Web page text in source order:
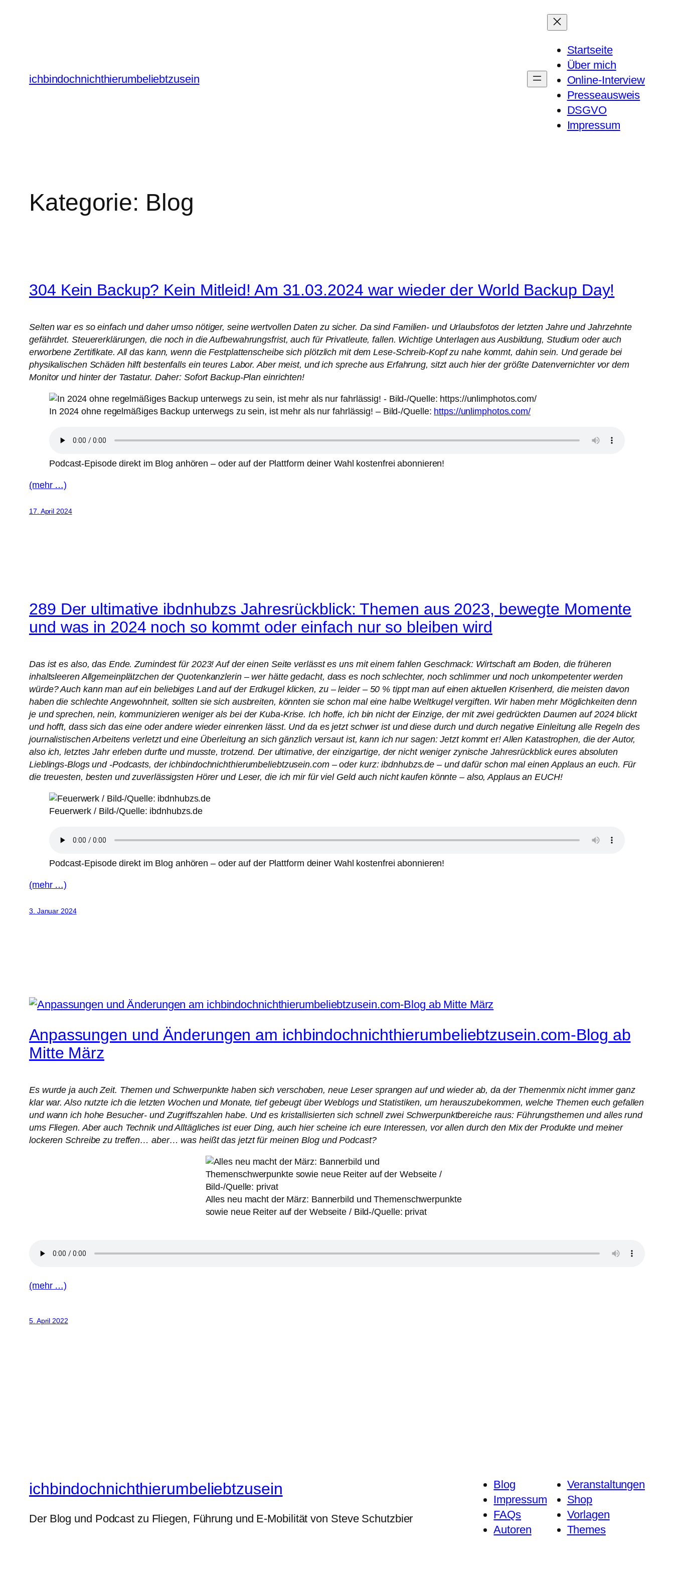
ichbindochnichthierumbeliebtzusein
Startseite
Über mich
Online-Interview
Presseausweis
DSGVO
Impressum
Kategorie: Blog
304 Kein Backup? Kein Mitleid! Am 31.03.2024 war wieder der World Backup Day!
Selten war es so einfach und daher umso nötiger, seine wertvollen Daten zu sicher. Da sind Familien- und Urlaubsfotos der letzten Jahre und Jahrzehnte
gefährdet. Steuererklärungen, die noch in die Aufbewahrungsfrist, auch für Privatleute, fallen. Wichtige Unterlagen aus Ausbildung, Studium oder auch
erworbene Zertifikate. All das kann, wenn die Festplattenscheibe sich plötzlich mit dem Lese-Schreib-Kopf zu nahe kommt, dahin sein. Und gerade bei
physikalischen Schäden hilft bestenfalls ein teures Labor. Aber meist, und ich spreche aus Erfahrung, sitzt auch hier der größte Datenvernichter vor dem
Monitor und hinter der Tastatur. Daher: Sofort Backup-Plan einrichten!
In 2024 ohne regelmäßiges Backup unterwegs zu sein, ist mehr als nur fahrlässig! – Bild-/Quelle: https://unlimphotos.com/
Podcast-Episode direkt im Blog anhören – oder auf der Plattform deiner Wahl kostenfrei abonnieren!
(mehr …)
17. April 2024
289 Der ultimative ibdnhubzs Jahresrückblick: Themen aus 2023, bewegte Momente
und was in 2024 noch so kommt oder einfach nur so bleiben wird
Das ist es also, das Ende. Zumindest für 2023! Auf der einen Seite verlässt es uns mit einem fahlen Geschmack: Wirtschaft am Boden, die früheren
inhaltsleeren Allgemeinplätzchen der Quotenkanzlerin – wer hätte gedacht, dass es noch schlechter, noch schlimmer und noch unkompetenter werden
würde? Auch kann man auf ein beliebiges Land auf der Erdkugel klicken, zu – leider – 50 % tippt man auf einen aktuellen Krisenherd, die meisten davon
haben die schlechte Angewohnheit, sollten sie sich ausbreiten, könnten sie schon mal eine halbe Weltkugel vergiften. Wir haben mehr Möglichkeiten denn
je und sprechen, nein, kommunizieren weniger als bei der Kuba-Krise. Ich hoffe, ich bin nicht der Einzige, der mit zwei gedrückten Daumen auf 2024 blickt
und hofft, dass sich das eine oder andere wieder einrenken lässt. Und da es jetzt schwer ist und diese durch und durch negative Einleitung alle Regeln des
journalistischen Arbeitens verletzt und eine Überleitung an sich gänzlich versaut ist, kann ich nur sagen: Jetzt kommt er! Allen Katastrophen, die der Autor,
also ich, letztes Jahr erleben durfte und musste, trotzend. Der ultimative, der einzigartige, der nicht weniger zynische Jahresrückblick eures absoluten
Lieblings-Blogs und -Podcasts, der ichbindochnichthierumbeliebtzusein.com – oder kurz: ibdnhubzs.de – und dafür schon mal einen Applaus an euch. Für
die treuesten, besten und zuverlässigsten Hörer und Leser, die ich mir für viel Geld auch nicht kaufen könnte – also, Applaus an EUCH!
Feuerwerk / Bild-/Quelle: ibdnhubzs.de
Podcast-Episode direkt im Blog anhören – oder auf der Plattform deiner Wahl kostenfrei abonnieren!
(mehr …)
3. Januar 2024
Anpassungen und Änderungen am ichbindochnichthierumbeliebtzusein.com-Blog ab
Mitte März
Es wurde ja auch Zeit. Themen und Schwerpunkte haben sich verschoben, neue Leser sprangen auf und wieder ab, da der Themenmix nicht immer ganz
klar war. Also nutzte ich die letzten Wochen und Monate, tief gebeugt über Weblogs und Statistiken, um herauszubekommen, welche Themen euch gefallen
und wann ich hohe Besucher- und Zugriffszahlen habe. Und es kristallisierten sich schnell zwei Schwerpunktbereiche raus: Führungsthemen und alles rund
ums Fliegen. Aber auch Technik und Alltägliches ist euer Ding, auch hier scheine ich eure Interessen, vor allen durch den Mix der Produkte und meiner
lockeren Schreibe zu treffen… aber… was heißt das jetzt für meinen Blog und Podcast?
Alles neu macht der März: Bannerbild und Themenschwerpunkte
sowie neue Reiter auf der Webseite / Bild-/Quelle: privat
(mehr …)
5. April 2022
ichbindochnichthierumbeliebtzusein
Der Blog und Podcast zu Fliegen, Führung und E-Mobilität von Steve Schutzbier
Blog
Impressum
FAQs
Autoren
Veranstaltungen
Shop
Vorlagen
Themes